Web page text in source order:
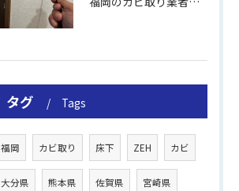
タグ Tags
福岡 カビ取り 床下 ZEH カビ
大分県 熊本県 佐賀県 宮崎県